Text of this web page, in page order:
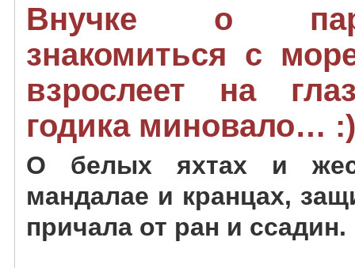
Внучке о
знакомиться с
взрослеет на
годика миновало…
О белых яхтах и
мандалае и кранцах,
причала от ран и ссадин.